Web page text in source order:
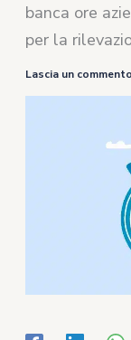
banca ore
per la
Lascia un commento